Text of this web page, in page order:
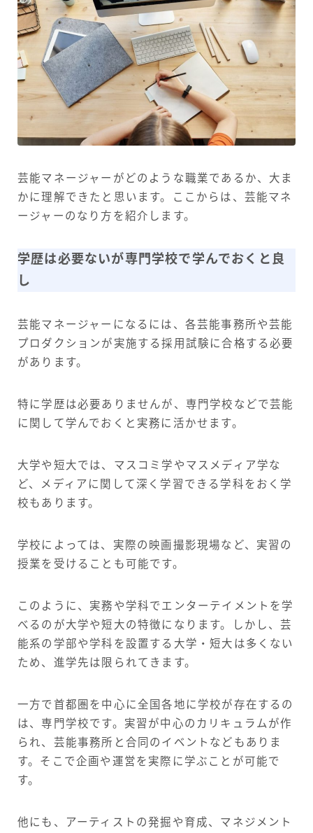
芸能マネージャーがどのような職業であるか、大ま
かに理解できたと思います。ここからは、芸能マネ
ージャーのなり方を紹介します。
学歴は必要ないが専門学校で学んでおくと良
し
芸能マネージャーになるには、各芸能事務所や芸能
プロダクションが実施する採用試験に合格する必要
があります。
特に学歴は必要ありませんが、専門学校などで芸能
に関して学んでおくと実務に活かせます。
大学や短大では、マスコミ学やマスメディア学な
ど、メディアに関して深く学習できる学科をおく学
校もあります。
学校によっては、実際の映画撮影現場など、実習の
授業を受けることも可能です。
このように、実務や学科でエンターテイメントを学
べるのが大学や短大の特徴になります。しかし、芸
能系の学部や学科を設置する大学・短大は多くない
ため、進学先は限られてきます。
一方で首都圏を中心に全国各地に学校が存在するの
は、専門学校です。実習が中心のカリキュラムが作
られ、芸能事務所と合同のイベントなどもありま
す。そこで企画や運営を実際に学ぶことが可能で
す。
他にも、アーティストの発掘や育成、マネジメント